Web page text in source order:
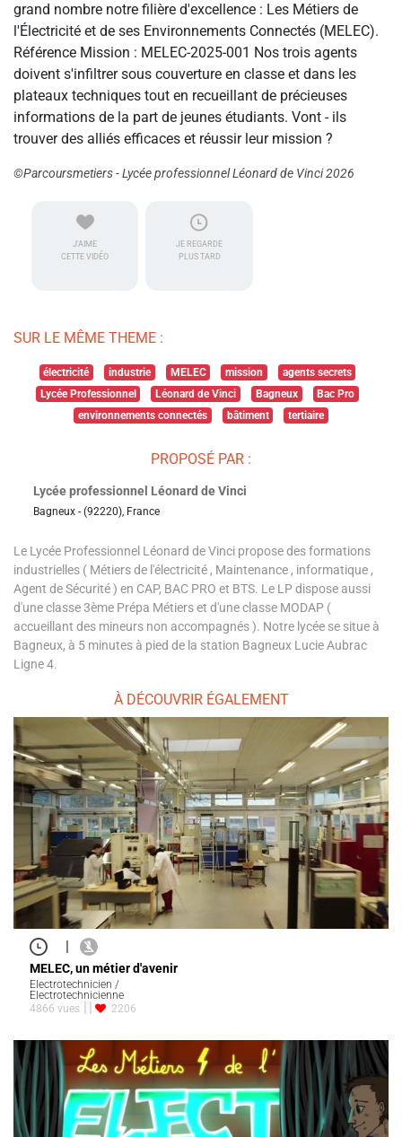
grand nombre notre filière d'excellence : Les Métiers de
l'Électricité et de ses Environnements Connectés (MELEC).
Référence Mission : MELEC-2025-001 Nos trois agents
doivent s'infiltrer sous couverture en classe et dans les
plateaux techniques tout en recueillant de précieuses
informations de la part de jeunes étudiants. Vont - ils
trouver des alliés efficaces et réussir leur mission ?
©Parcoursmetiers - Lycée professionnel Léonard de Vinci 2026
J'AIME
CETTE VIDÉO
JE REGARDE
PLUS TARD
SUR LE MÊME THEME :
électricité industrie MELEC mission
agents secrets
Lycée Professionnel
Léonard de Vinci Bagneux
Bac Pro
environnements connectés
bâtiment tertiaire
PROPOSÉ PAR :
Lycée professionnel Léonard de Vinci
Bagneux - (92220), France
Le Lycée Professionnel Léonard de Vinci propose des formations
industrielles ( Métiers de l'électricité , Maintenance , informatique ,
Agent de Sécurité ) en CAP, BAC PRO et BTS. Le LP dispose aussi
d'une classe 3ème Prépa Métiers et d'une classe MODAP (
accueillant des mineurs non accompagnés ). Notre lycée se situe à
Bagneux, à 5 minutes à pied de la station Bagneux Lucie Aubrac
Ligne 4.
À DÉCOUVRIR ÉGALEMENT
|
MELEC, un métier d'avenir
Electrotechnicien /
Electrotechnicienne
4866 vues
2206